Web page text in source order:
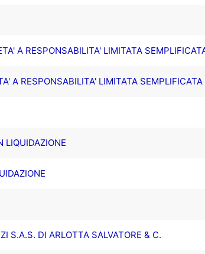
A RESPONSABILITA' LIMITATA
A RESPONSABILITA' LIMITATA SEMPLIFICATA
LIQUIDAZIONE
S.A.S. DI ARLOTTA SALVATORE & C.